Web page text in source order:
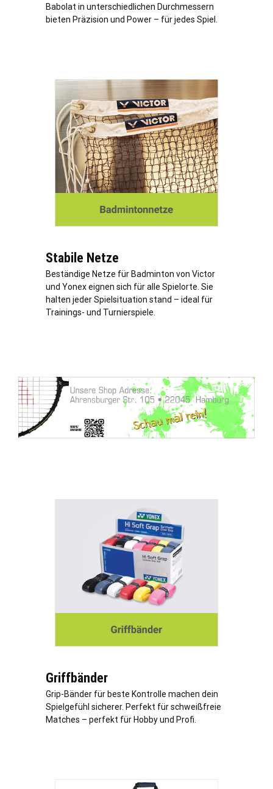
Babolat in unterschiedlichen Durchmessern
bieten Präzision und Power – für jedes Spiel.
Stabile Netze
Beständige Netze für Badminton von Victor
und Yonex eignen sich für alle Spielorte. Sie
halten jeder Spielsituation stand – ideal für
Trainings- und Turnierspiele.
Griffbänder
Grip-Bänder für beste Kontrolle machen dein
Spielgefühl sicherer. Perfekt für schweißfreie
Matches – perfekt für Hobby und Profi.